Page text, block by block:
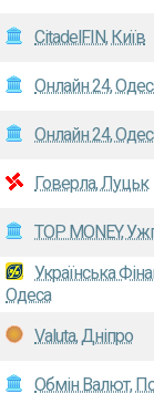
CitadelFIN, Київ
Онлайн 24,
Онлайн 24,
Говерла, Луцьк
TOP MONEY,
Українська
Одеса
Valuta, Днiпро
Обмін Валют,